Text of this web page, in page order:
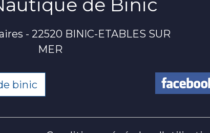
de Binic
- 22520 BINIC-ETABLES SUR
MER
binic